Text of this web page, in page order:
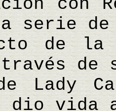
con
serie
de
de
Lady
dio vida